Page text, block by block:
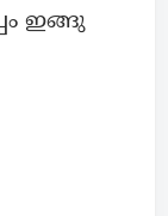
ഇങ്ങു